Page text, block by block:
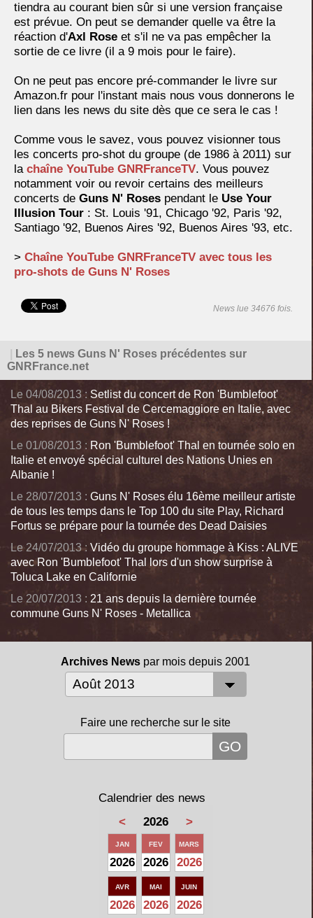
tiendra au courant bien sûr si une version française
est prévue. On peut se demander quelle va être la
réaction d'Axl Rose et s'il ne va pas empêcher la
sortie de ce livre (il a 9 mois pour le faire).
On ne peut pas encore pré-commander le livre sur
Amazon.fr pour l'instant mais nous vous donnerons le
lien dans les news du site dès que ce sera le cas !
Comme vous le savez, vous pouvez visionner tous
les concerts pro-shot du groupe (de 1986 à 2011) sur
la chaîne YouTube GNRFranceTV. Vous pouvez
notamment voir ou revoir certains des meilleurs
concerts de Guns N' Roses pendant le Use Your
Illusion Tour : St. Louis '91, Chicago '92, Paris '92,
Santiago '92, Buenos Aires '92, Buenos Aires '93, etc.
> Chaîne YouTube GNRFranceTV avec tous les
pro-shots de Guns N' Roses
News lue 34676 fois.
Les 5 news Guns N' Roses précédentes sur
GNRFrance.net
Le 04/08/2013 : Setlist du concert de Ron 'Bumblefoot'
Thal au Bikers Festival de Cercemaggiore en Italie, avec
des reprises de Guns N' Roses !
Le 01/08/2013 : Ron 'Bumblefoot' Thal en tournée solo en
Italie et envoyé spécial culturel des Nations Unies en
Albanie !
Le 28/07/2013 : Guns N' Roses élu 16ème meilleur artiste
de tous les temps dans le Top 100 du site Play, Richard
Fortus se prépare pour la tournée des Dead Daisies
Le 24/07/2013 : Vidéo du groupe hommage à Kiss : ALIVE
avec Ron 'Bumblefoot' Thal lors d'un show surprise à
Toluca Lake en Californie
Le 20/07/2013 : 21 ans depuis la dernière tournée
commune Guns N' Roses - Metallica
Archives News par mois depuis 2001
Faire une recherche sur le site
Calendrier des news
<
2026 >
JAN
2026
FEV
2026
MARS
2026
AVR
2026
MAI
2026
JUIN
2026